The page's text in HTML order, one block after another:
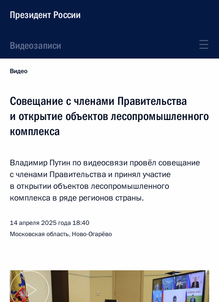
Президент России
Видеозаписи
Видео
Совещание с членами Правительства
и открытие объектов лесопромышленного
комплекса
Владимир Путин по видеосвязи провёл совещание
с членами Правительства и принял участие
в открытии объектов лесопромышленного
комплекса в ряде регионов страны.
14 апреля 2025 года 18:40
Московская область, Ново-Огарёво